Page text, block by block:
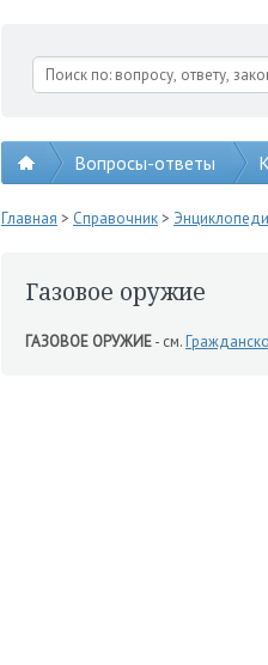
Вопросы-ответы
Главная > Справочник>
Газовое оружие
ГАЗОВОЕ ОРУЖИЕ- см.